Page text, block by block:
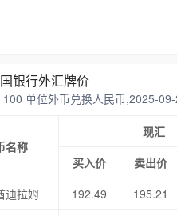
银行外汇牌价
100 单位外币兑换人民币,2025-
名称
现汇
买入价
卖出价
迪拉姆
192.49 195.21